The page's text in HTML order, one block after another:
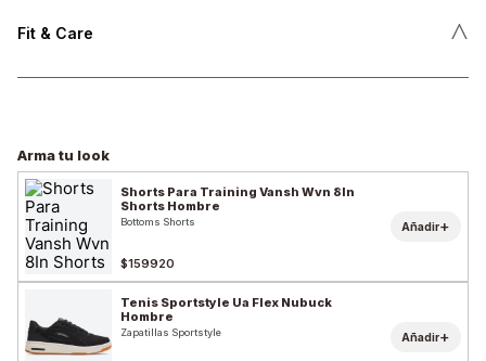
Fit & Care ˄
Arma tu look
Shorts Para Training Vansh Wvn 8In
Shorts Hombre
Bottoms Shorts
$159920
Añadir+
Tenis Sportstyle Ua Flex Nubuck
Hombre
Zapatillas Sportstyle Añadir+